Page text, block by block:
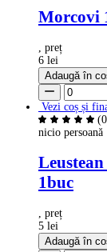
Morcovi
, preț
6 lei
Adaugă în
Vezi coș și
nicio persoană
1buc
, preț
5 lei
Adaugă în